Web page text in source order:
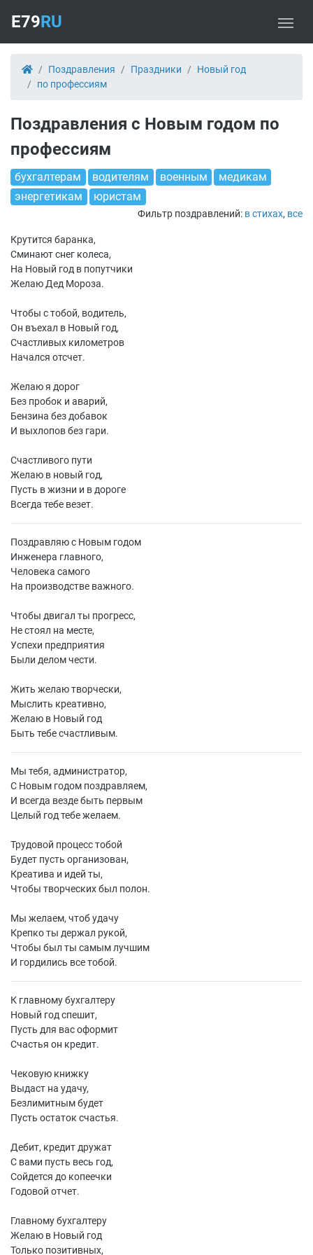
E79RU
Поздравления Праздники
Новый год
по профессиям
Поздравления с Новым годом по
профессиям
бухгалтерам водителям военным
медикам
энергетикам
юристам
Фильтр поздравлений: в стихах, все
Крутится баранка,
Сминают снег колеса,
На Новый год в попутчики
Желаю Дед Мороза.
Чтобы с тобой, водитель,
Он въехал в Новый год,
Счастливых километров
Начался отсчет.
Желаю я дорог
Без пробок и аварий,
Бензина без добавок
И выхлопов без гари.
Счастливого пути
Желаю в новый год,
Пусть в жизни и в дороге
Всегда тебе везет.
Поздравляю с Новым годом
Инженера главного,
Человека самого
На производстве важного.
Чтобы двигал ты прогресс,
Не стоял на месте,
Успехи предприятия
Были делом чести.
Жить желаю творчески,
Мыслить креативно,
Желаю в Новый год
Быть тебе счастливым.
Мы тебя, администратор,
С Новым годом поздравляем,
И всегда везде быть первым
Целый год тебе желаем.
Трудовой процесс тобой
Будет пусть организован,
Креатива и идей ты,
Чтобы творческих был полон.
Мы желаем, чтоб удачу
Крепко ты держал рукой,
Чтобы был ты самым лучшим
И гордились все тобой.
К главному бухгалтеру
Новый год спешит,
Пусть для вас оформит
Счастья он кредит.
Чековую книжку
Выдаст на удачу,
Безлимитным будет
Пусть остаток счастья.
Дебит, кредит дружат
С вами пусть весь год,
Сойдется до копеечки
Годовой отчет.
Главному бухгалтеру
Желаю в Новый год
Только позитивных,